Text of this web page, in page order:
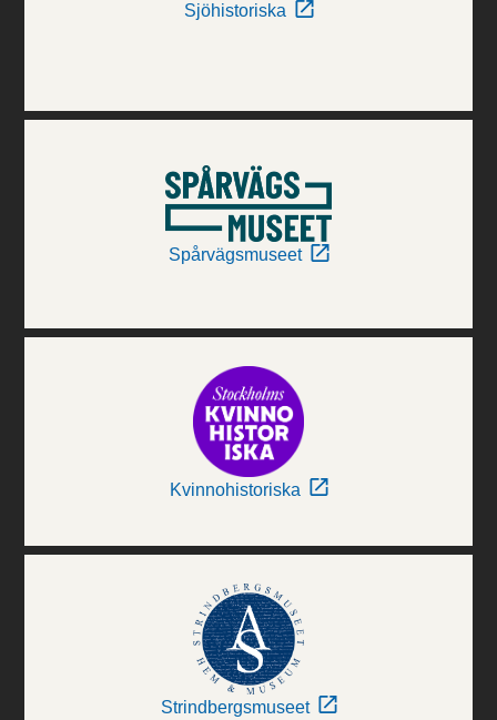
Sjöhistoriska
Spårvägsmuseet
Kvinnohistoriska
Strindbergsmuseet